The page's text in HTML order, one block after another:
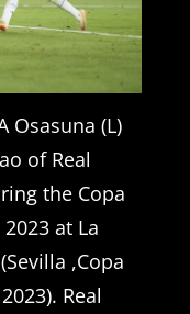
Osasuna (L)
of Real
the Copa
at La
,Copa
Real